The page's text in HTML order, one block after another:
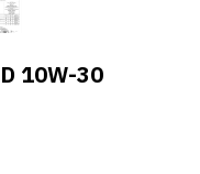
10W-30